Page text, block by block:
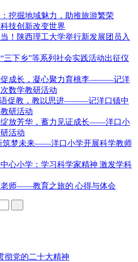
挖掘地域魅力，助推旅游繁荣
技创新改变世界
！陕西理工大学举行新发展团员入
三下乡”等系列社会实践活动出征仪
促成长，凝心聚力育桃李———记洋
数学教研活动
语促教，教以思进———记洋口镇中
研活动
绽放芳华，蓄力见证成长——洋口小
活动
筑梦未来——洋口小学开展科学教师
心小学：学习科学家精神 激发学科
老师——教育之旅的 心得与体会
彻党的二十大精神